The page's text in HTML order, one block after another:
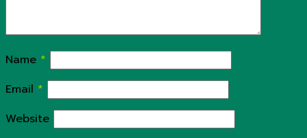
Name *
Email *
Website